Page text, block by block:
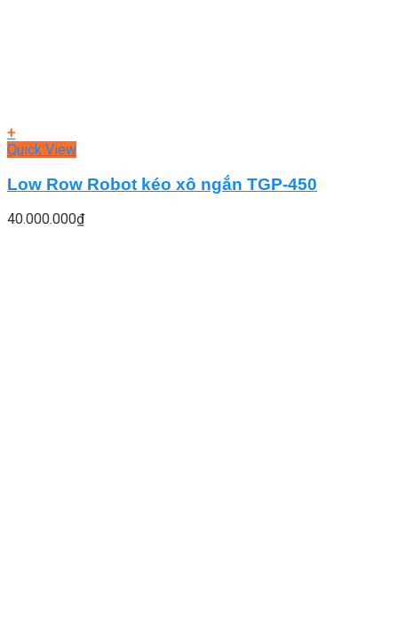
+
Quick View
Low Row Robot kéo xô ngắn TGP-450
40.000.000₫